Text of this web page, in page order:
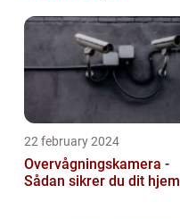
22 february 2024
Overvågningskamera -
Sådan sikrer du dit hjem